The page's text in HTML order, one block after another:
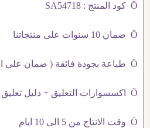
Ö كود المنتج : SA54718
Ö ضمان 10 سنوات على منتجاتنا
Ö طباعة بجودة فائقة ( ضمان على الالوان )
Ö اكسسوارات التعليق + دليل تعليق مصور
Ö وقت الانتاج من 5 الى 10 ايام